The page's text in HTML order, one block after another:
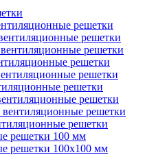
решетки
решетки
решетки
решетки
решетки
решетки
решетки
решетки
решетки
решетки 100 мм
решетки 100х100 мм